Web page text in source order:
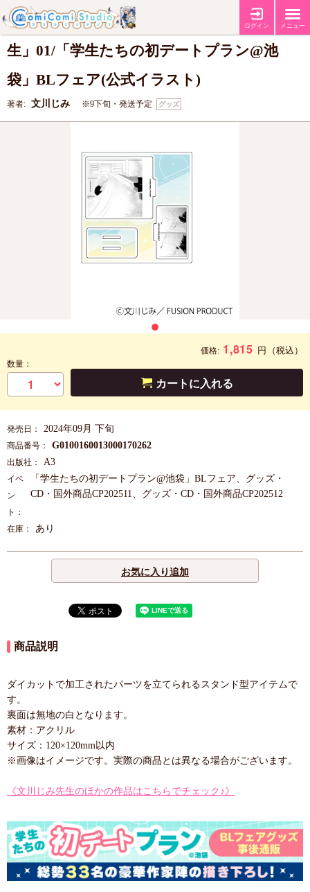
ログイン メニュー
アクリルスタンドプレート「文川じみ先
生」01/「学生たちの初デートプラン@池
袋」BLフェア(公式イラスト)
著者: 文川じみ ※9下旬・発送予定 グッズ
価格: 1,815 円 （税込）
数量：
カートに入れる
発売日： 2024年09月 下旬
商品番号： G0100160013000170262
出版社： A3
イベ
ン
ト：
「学生たちの初デートプラン@池袋」BLフェア、グッズ・
CD・国外商品CP202511、グッズ・CD・国外商品CP202512
在庫： あり
お気に入り追加
商品説明
ダイカットで加工されたパーツを立てられるスタンド型アイテムで
す。
裏面は無地の白となります。
素材：アクリル
サイズ：120×120mm以内
※画像はイメージです。実際の商品とは異なる場合がございます。
《文川じみ先生のほかの作品はこちらでチェック♪》